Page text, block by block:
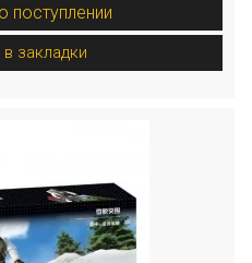
поступлении
закладки